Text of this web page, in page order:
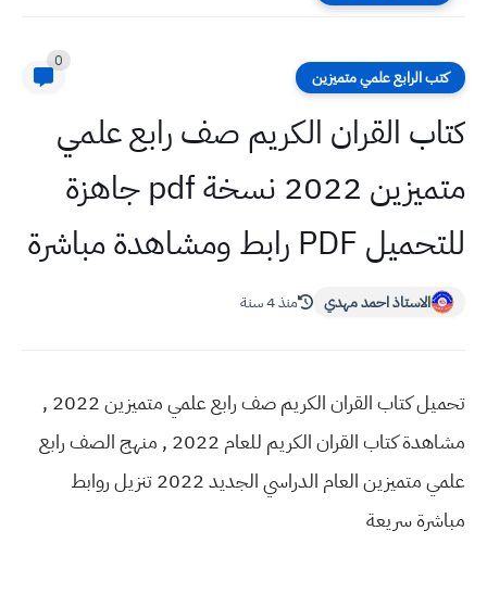
كتب الرابع علمي متميزين
0
كتاب القران الكريم صف رابع علمي
متميزين 2022 نسخة pdf جاهزة
للتحميل PDF رابط ومشاهدة مباشرة
الاستاذ احمد مهدي منذ 4 سنة
تحميل كتاب القران الكريم صف رابع علمي متميزين 2022 ,
مشاهدة كتاب القران الكريم للعام 2022 , منهج الصف رابع
علمي متميزين العام الدراسي الجديد 2022 تنزيل روابط
مباشرة سريعة